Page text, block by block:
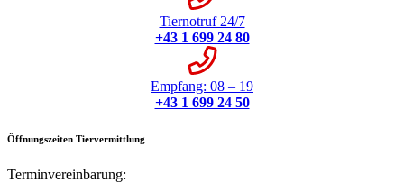
Tiernotruf 24/7
+43 1 699 24 80
Empfang: 08 – 19
+43 1 699 24 50
Öffnungszeiten Tiervermittlung
Terminvereinbarung: